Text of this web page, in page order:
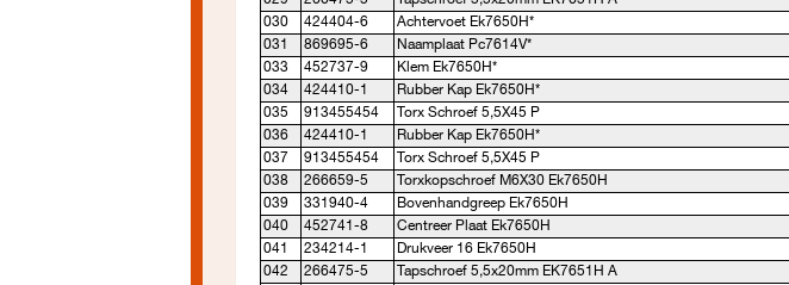
030
424404-6
Achtervoet Ek7650H*
031
869695-6
Naamplaat Pc7614V*
033
452737-9
Klem Ek7650H*
034
424410-1
Rubber Kap Ek7650H*
035
913455454
Torx Schroef 5,5X45 P
036
424410-1
Rubber Kap Ek7650H*
037
913455454
Torx Schroef 5,5X45 P
038
266659-5
Torxkopschroef M6X30 Ek7650H
039
331940-4
Bovenhandgreep Ek7650H
040
452741-8
Centreer Plaat Ek7650H
041
234214-1
Drukveer 16 Ek7650H
042
266475-5
Tapschroef 5,5x20mm EK7651H A